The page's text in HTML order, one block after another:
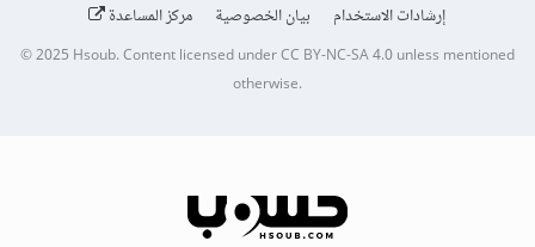
إرشادات الاستخدام
بيان الخصوصية مركز المساعدة
© 2025Hsoub.Content licensed underCC BY-NC-SA 4.0unless mentioned
otherwise.